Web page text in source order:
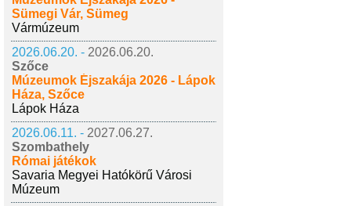
Sümegi Vár, Sümeg
Vármúzeum
2026.06.20. - 2026.06.20.
Szőce
Múzeumok Éjszakája 2026 - Lápok
Háza, Szőce
Lápok Háza
2026.06.11. - 2027.06.27.
Szombathely
Római játékok
Savaria Megyei Hatókörű Városi
Múzeum